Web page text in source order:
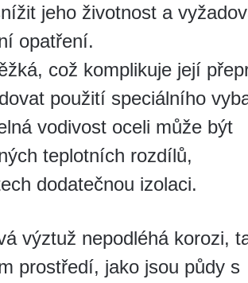
jeho životnost a
opatření.
což komplikuje její
použití speciálního
vodivost oceli může být
teplotních rozdílů,
dodatečnou izolaci.
výztuž nepodléhá korozi,
prostředí, jako jsou půdy s